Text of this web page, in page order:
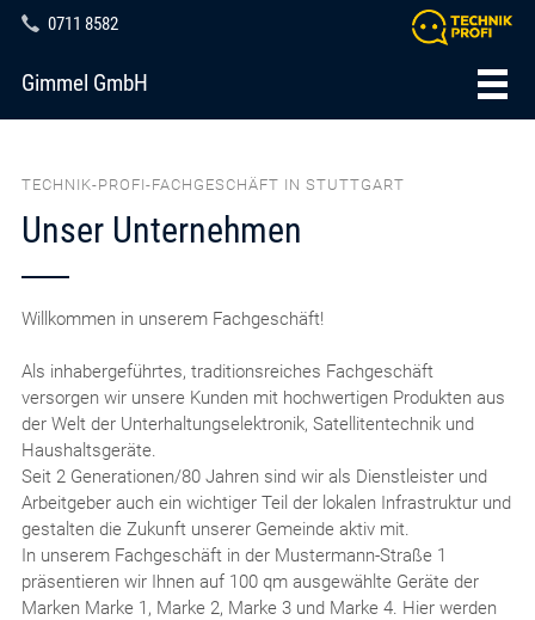
0711 8582
Gimmel GmbH
TECHNIK-PROFI-FACHGESCHÄFT IN STUTTGART
Unser Unternehmen
Willkommen in unserem Fachgeschäft!
Als inhabergeführtes, traditionsreiches Fachgeschäft
versorgen wir unsere Kunden mit hochwertigen Produkten aus
der Welt der Unterhaltungselektronik, Satellitentechnik und
Haushaltsgeräte.
Seit 2 Generationen/80 Jahren sind wir als Dienstleister und
Arbeitgeber auch ein wichtiger Teil der lokalen Infrastruktur und
gestalten die Zukunft unserer Gemeinde aktiv mit.
In unserem Fachgeschäft in der Mustermann-Straße 1
präsentieren wir Ihnen auf 100 qm ausgewählte Geräte der
Marken Marke 1, Marke 2, Marke 3 und Marke 4. Hier werden